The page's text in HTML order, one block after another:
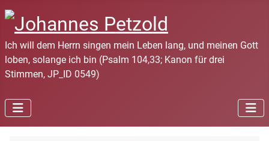
Ich will dem Herrn singen mein Leben lang, und meinen Gott
loben, solange ich bin (Psalm 104,33; Kanon für drei
Stimmen, JP_ID 0549)